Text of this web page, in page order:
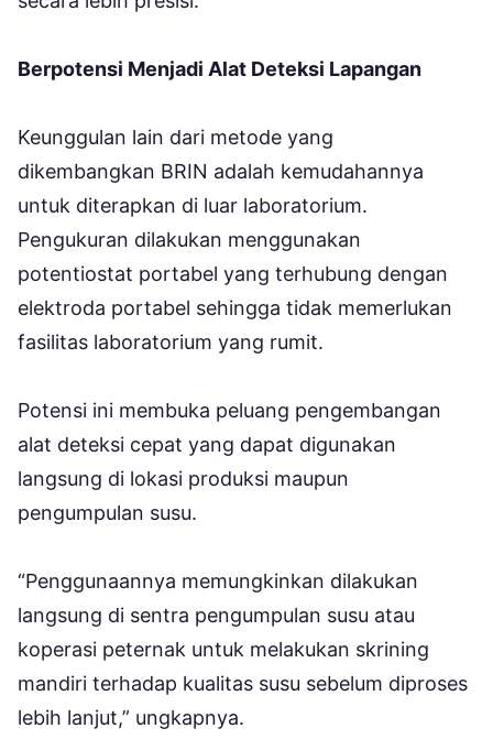
Berpotensi Menjadi Alat Deteksi Lapangan
Keunggulan lain dari metode yang
dikembangkan BRIN adalah kemudahannya
untuk diterapkan di luar laboratorium.
Pengukuran dilakukan menggunakan
potentiostat portabel yang terhubung dengan
elektroda portabel sehingga tidak memerlukan
fasilitas laboratorium yang rumit.
Potensi ini membuka peluang pengembangan
alat deteksi cepat yang dapat digunakan
langsung di lokasi produksi maupun
pengumpulan susu.
“Penggunaannya memungkinkan dilakukan
langsung di sentra pengumpulan susu atau
koperasi peternak untuk melakukan skrining
mandiri terhadap kualitas susu sebelum diproses
lebih lanjut,” ungkapnya.